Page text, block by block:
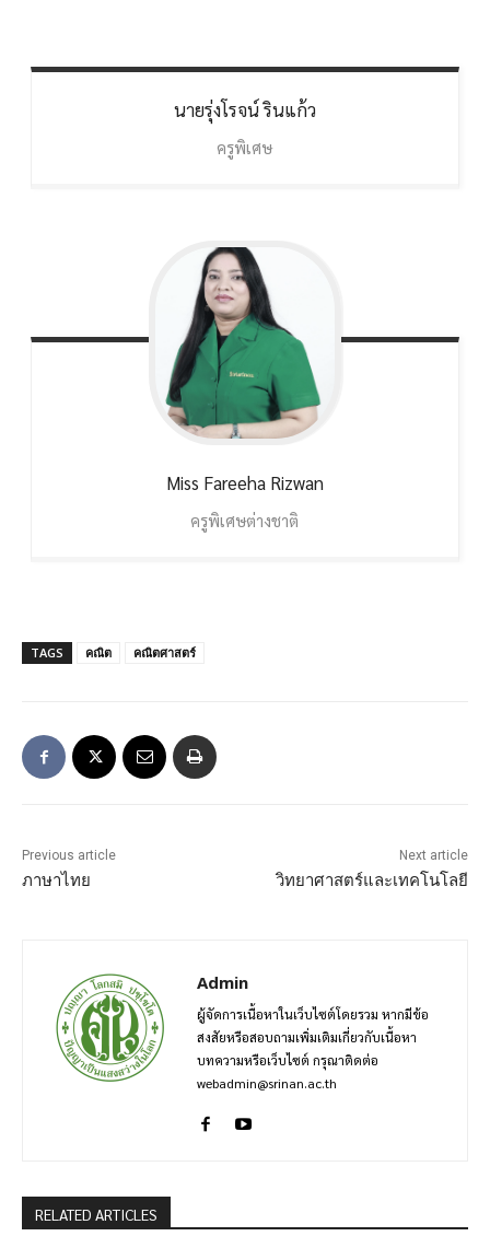
นายรุ่งโรจน์ รินแก้ว
ครูพิเศษ
Miss Fareeha Rizwan
ครูพิเศษต่างชาติ
TAGS คณิต คณิตศาสตร์
Previous article
ภาษาไทย
Next article
วิทยาศาสตร์และเทคโนโลยี
Admin
ผู้จัดการเนื้อหาในเว็บไซต์โดยรวม หากมีข้อ
สงสัยหรือสอบถามเพิ่มเติมเกี่ยวกับเนื้อหา
บทความหรือเว็บไซต์ กรุณาติดต่อ
webadmin@srinan.ac.th
RELATED ARTICLES